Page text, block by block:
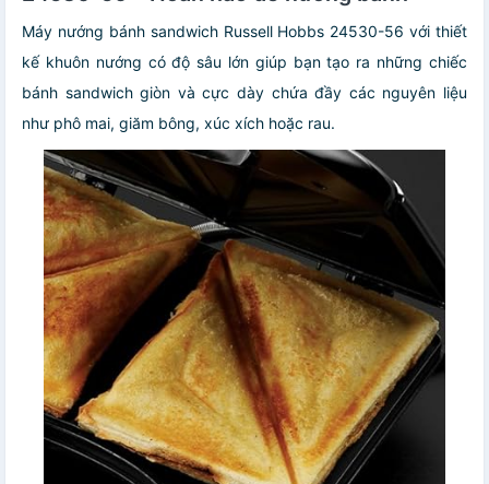
Máy nướng bánh sandwich Russell Hobbs 24530-56 với thiết
kế khuôn nướng có độ sâu lớn giúp bạn tạo ra những chiếc
bánh sandwich giòn và cực dày chứa đầy các nguyên liệu
như phô mai, giăm bông, xúc xích hoặc rau.